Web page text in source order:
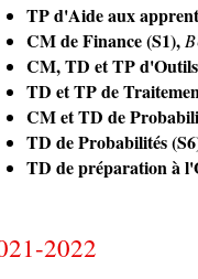
TP d'Aide aux
CM de Finance (S1),
CM, TD et TP
TD et TP de
CM et TD de
TD de Probabilités
TD de préparation à
2022